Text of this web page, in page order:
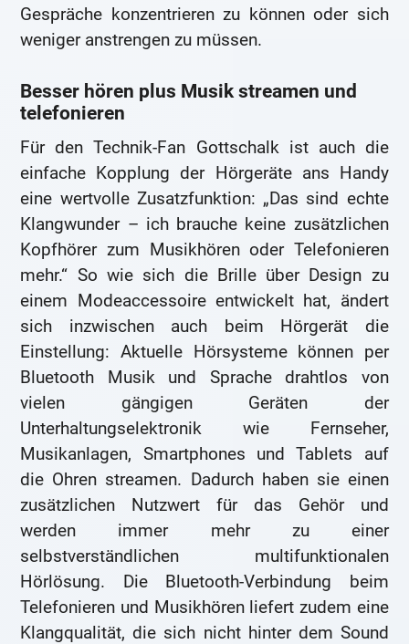
Gespräche konzentrieren zu können oder sich
weniger anstrengen zu müssen.
Besser hören plus Musik streamen und
telefonieren
Für den Technik-Fan Gottschalk ist auch die
einfache Kopplung der Hörgeräte ans Handy
eine wertvolle Zusatzfunktion: „Das sind echte
Klangwunder – ich brauche keine zusätzlichen
Kopfhörer zum Musikhören oder Telefonieren
mehr.“ So wie sich die Brille über Design zu
einem Modeaccessoire entwickelt hat, ändert
sich inzwischen auch beim Hörgerät die
Einstellung: Aktuelle Hörsysteme können per
Bluetooth Musik und Sprache drahtlos von
vielen gängigen Geräten der
Unterhaltungselektronik wie Fernseher,
Musikanlagen, Smartphones und Tablets auf
die Ohren streamen. Dadurch haben sie einen
zusätzlichen Nutzwert für das Gehör und
werden immer mehr zu einer
selbstverständlichen multifunktionalen
Hörlösung. Die Bluetooth-Verbindung beim
Telefonieren und Musikhören liefert zudem eine
Klangqualität, die sich nicht hinter dem Sound